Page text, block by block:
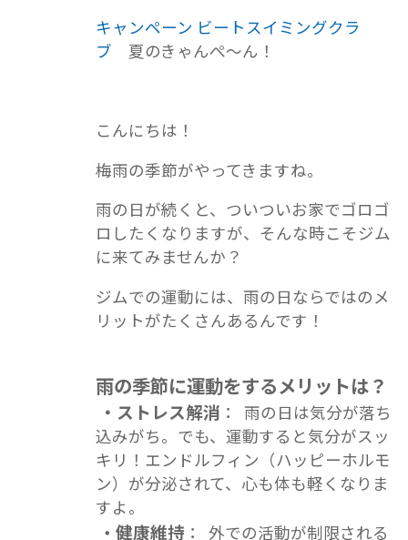
キャンペーン ビートスイミングクラ
ブ 夏のきゃんぺ～ん！
こんにちは！
梅雨の季節がやってきますね。
雨の日が続くと、ついついお家でゴロゴ
ロしたくなりますが、そんな時こそジム
に来てみませんか？
ジムでの運動には、雨の日ならではのメ
リットがたくさんあるんです！
雨の季節に運動をするメリットは？
・ストレス解消 ： 雨の日は気分が落ち
込みがち。でも、運動すると気分がスッ
キリ！エンドルフィン（ハッピーホルモ
ン）が分泌されて、心も体も軽くなりま
すよ。
・ 健康維持 ： 外での活動が制限される